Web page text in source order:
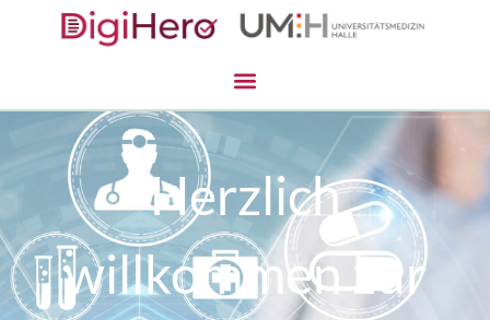
Herzlich
willkommen zur